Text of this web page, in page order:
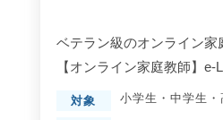
ベテラン級のオンライン家
【オンライン家庭教師】e-
対象 小学生 ・ 中学生 ・